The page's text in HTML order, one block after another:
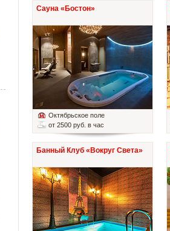
Сауна «Бостон»
Октябрьское поле
от 2500 руб. в час
Банный Клуб «Вокруг Света»